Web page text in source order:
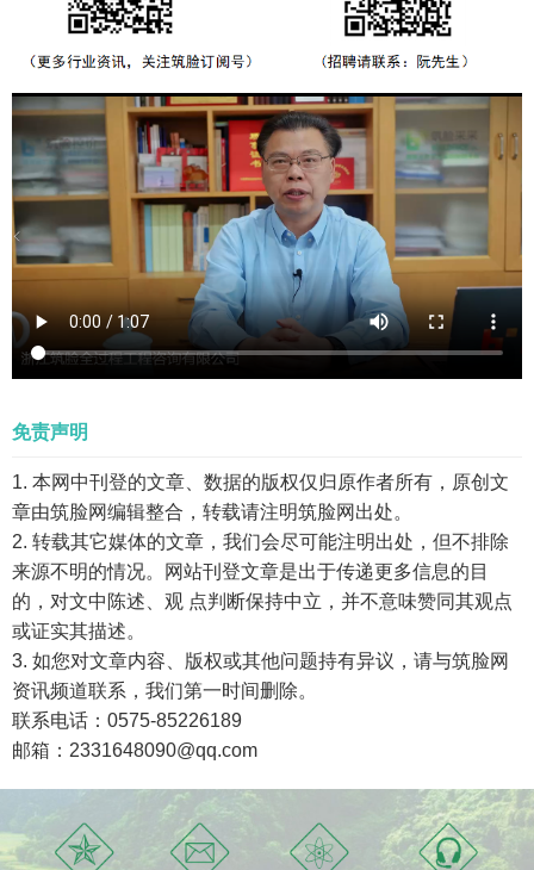
免责声明
1. 本网中刊登的文章、数据的版权仅归原作者所有，原创文
章由筑脸网编辑整合，转载请注明筑脸网出处。
2. 转载其它媒体的文章，我们会尽可能注明出处，但不排除
来源不明的情况。网站刊登文章是出于传递更多信息的目
的，对文中陈述、观 点判断保持中立，并不意味赞同其观点
或证实其描述。
3. 如您对文章内容、版权或其他问题持有异议，请与筑脸网
资讯频道联系，我们第一时间删除。
联系电话：0575-85226189
邮箱：2331648090@qq.com